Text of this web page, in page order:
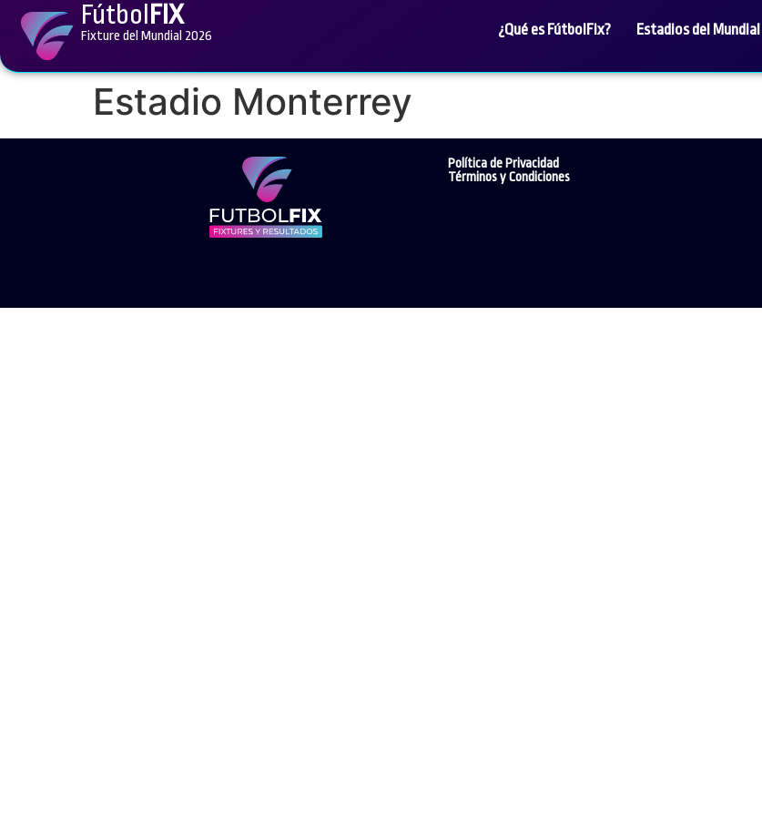
Fútbol FIX
Fixture del Mundial 2026 ¿Qué es FútbolFix? Estadios del Mundial
Estadio Monterrey
Política de Privacidad
Términos y Condiciones